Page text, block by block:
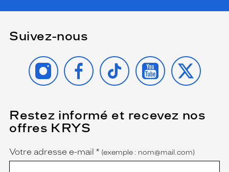
Suivez-nous
INSTAGRAMFACEBOOK
TIKTOK YOUTUBE
X
Restez informé et recevez nos
offres KRYS
Name
Votre adresse e-mail *
(Ce
champ
est
obligatoire)
(exemple : nom@mail.com)